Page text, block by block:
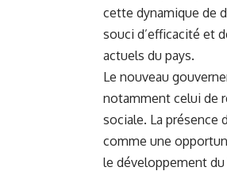
cette dynamique de
souci d’efficacité et
actuels du pays.
Le nouveau
notamment celui de
sociale. La présence
comme une
le développement